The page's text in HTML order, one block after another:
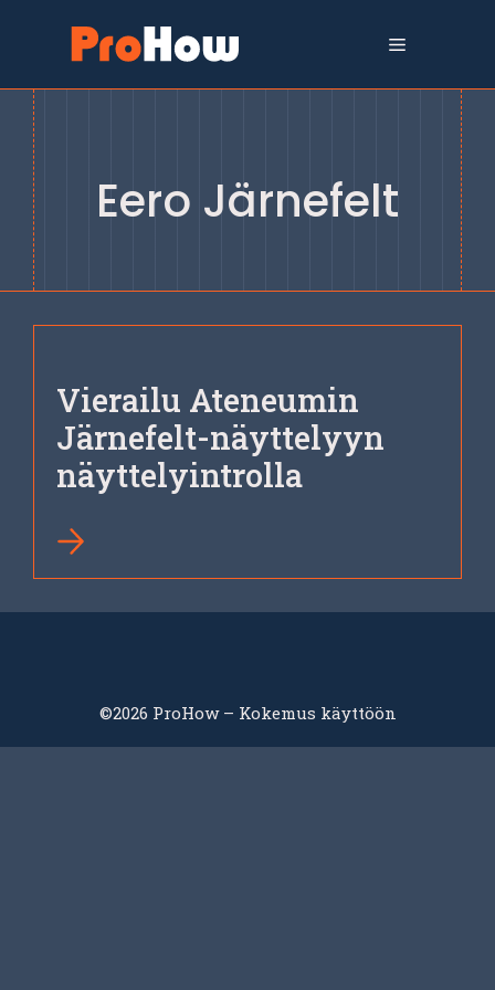
sisältöön
Valikko
Eero Järnefelt
Vierailu Ateneumin
Järnefelt-näyttelyyn
näyttelyintrolla
©2026 ProHow – Kokemus käyttöön